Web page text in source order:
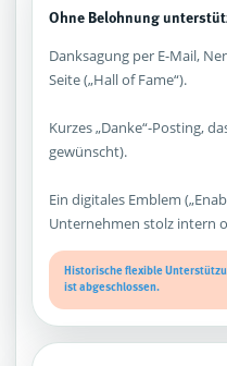
Ohne Belohnung
Danksagung per E-Mail,
Seite („Hall of Fame“).
Kurzes „Danke“-Posting,
gewünscht).
Ein digitales Emblem
Unternehmen stolz intern
Historische flexible
ist abgeschlossen.